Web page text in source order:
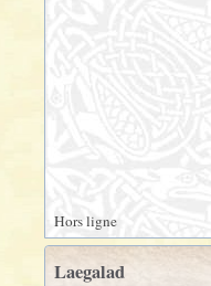
Hors ligne
Laegalad